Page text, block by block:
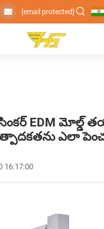
[email protected]
EDM మోల్డ్
ఎలా
16:17:00